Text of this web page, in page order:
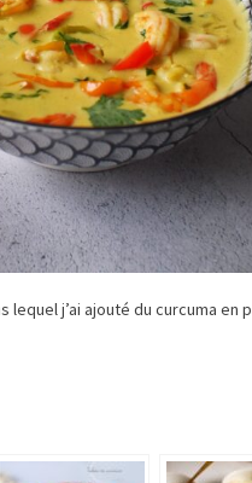
lequel j’ai ajouté du curcuma